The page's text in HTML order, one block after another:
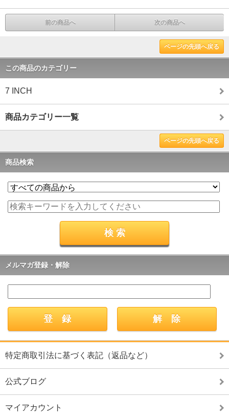
前の商品へ 次の商品へ
ページの先頭へ戻る
この商品のカテゴリー
7 INCH
商品カテゴリー一覧
ページの先頭へ戻る
商品検索
メルマガ登録・解除
特定商取引法に基づく表記（返品など）
公式ブログ
マイアカウント